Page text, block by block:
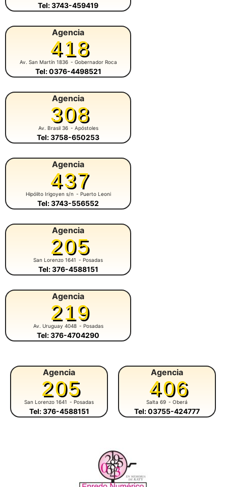
Tel: 3743-459419
Agencia
418
Av. San Martín 1836 - Gobernador Roca
Tel: 0376-4498521
Agencia
308
Av. Brasil 36 - Apóstoles
Tel: 3758-650253
Agencia
437
Hipólito Irigoyen s/n - Puerto Leoni
Tel: 3743-556552
Agencia
205
San Lorenzo 1641 - Posadas
Tel: 376-4588151
Agencia
219
Av. Uruguay 4048 - Posadas
Tel: 376-4704290
Agencia
205
San Lorenzo 1641 - Posadas
Tel: 376-4588151
Agencia
406
Salta 69 - Oberá
Tel: 03755-424777